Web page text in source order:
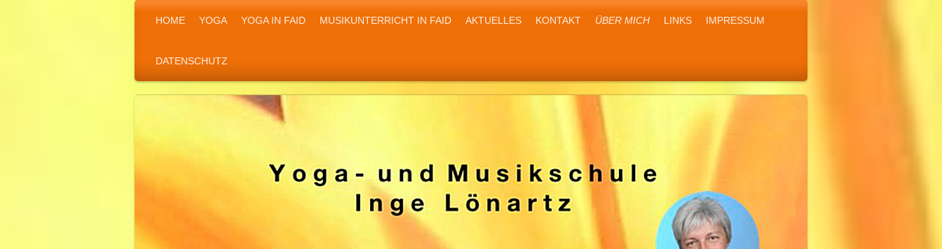
HOME YOGA YOGA IN FAID MUSIKUNTERRICHT IN FAID AKTUELLES KONTAKT ÜBER MICH LINKS IMPRESSUM
DATENSCHUTZ